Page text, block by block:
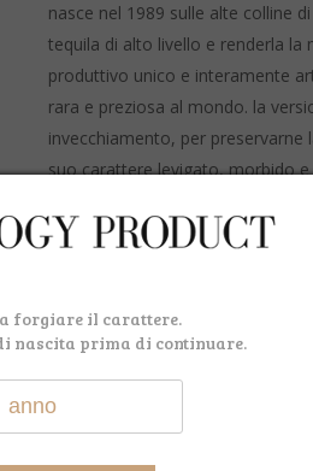
nasce nel 1989 sulle alte colline
tequila di alto livello e renderla
produttivo unico e interamente
rara e preziosa al mondo. la
invecchiamento, per preservarne
suo carattere levigato, morbido
vuole rivolgersi agli amanti del
dall'elegante bottiglia, prodotta
riciclato e numerata a mano;
silver uno dei distillati chiari più
ARTICOLO ATTUALMENTE
CODICE: Patronbianca
CATEGORIA:
forgiare il carattere.
nascita prima di continuare.